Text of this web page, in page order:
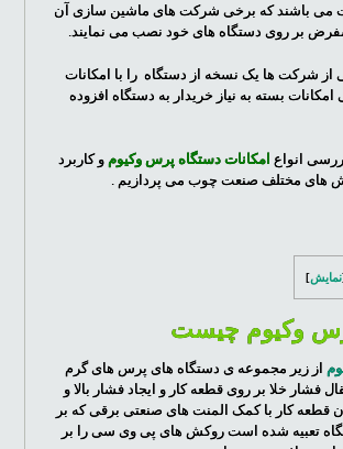
می باشند که برخی شرکت های ماشین سازی آن
بر روی دستگاه های خود نصب می نمایند.
از شرکت ها یک نسخه از دستگاه را با امکانات
امکانات بسته به نیاز خریدار به دستگاه افزوده
انواع امکانات دستگاه پرس وکیوم و کاربرد
های مختلف صنعت چوب می پردازیم .
نمایش]
وکیوم چیست
از زیر مجموعه ی دستگاه های پرس های گرم
فشار خلا بر روی قطعه کار و ایجاد فشار بالا و
قطعه کار با کمک المنت های صنعتی برقی که بر
تعبیه شده است روکش های پی وی سی را بر